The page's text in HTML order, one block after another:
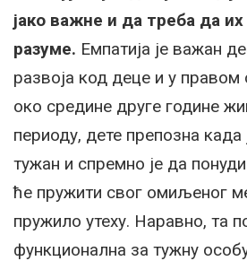
јако важне и да треба да
разуме. Емпатија је важан
развоја код деце и у правом
око средине друге године
периоду, дете препозна када
тужан и спремно је да
ће пружити свог омиљеног
пружило утеху. Наравно, та
функционална за тужну